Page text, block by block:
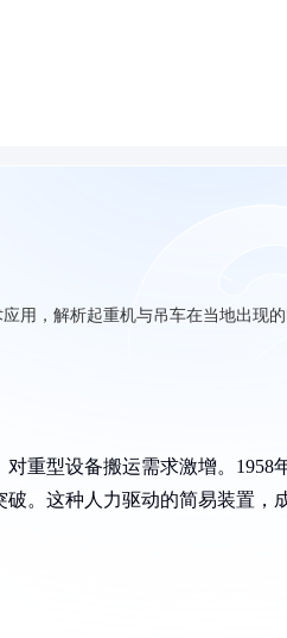
用，解析起重机与吊车在当地出现
重型设备搬运需求激增。1958
。这种人力驱动的简易装置，